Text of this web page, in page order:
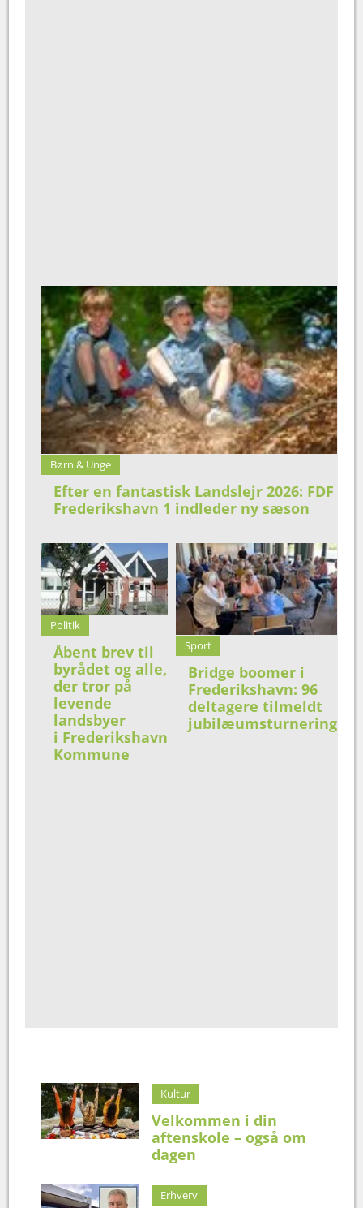
Børn & Unge
Efter en fantastisk Landslejr 2026: FDF
Frederikshavn 1 indleder ny sæson
Politik
Åbent brev til
byrådet og alle,
der tror på
levende
landsbyer
i Frederikshavn
Kommune
Sport
Bridge boomer i
Frederikshavn: 96
deltagere tilmeldt
jubilæumsturnering
Kultur
Velkommen i din
aftenskole – også om
dagen
Erhverv